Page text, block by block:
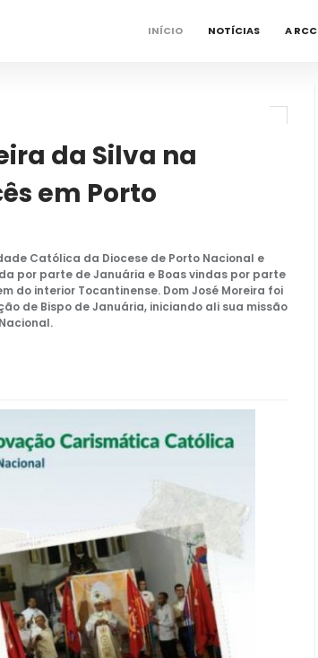
INÍCIO NOTÍCIAS A RCC
da Silva na
em Porto
Católica da Diocese de Porto Nacional e
por parte de Januária e Boas vindas por parte
do interior Tocantinense. Dom José Moreira foi
de Bispo de Januária, iniciando ali sua missão